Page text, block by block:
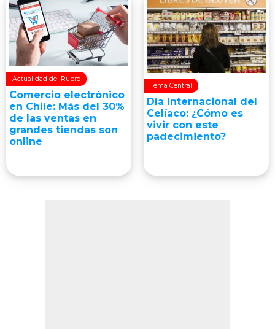
Actualidad del Rubro
Comercio electrónico
en Chile: Más del 30%
de las ventas en
grandes tiendas son
online
Tema Central
Día Internacional del
Celíaco: ¿Cómo es
vivir con este
padecimiento?